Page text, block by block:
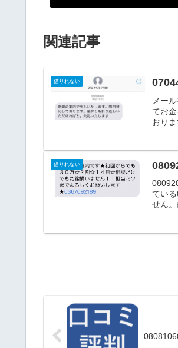
関連記事
借りれない
メー
てお
おり
借りれない
てい
せん